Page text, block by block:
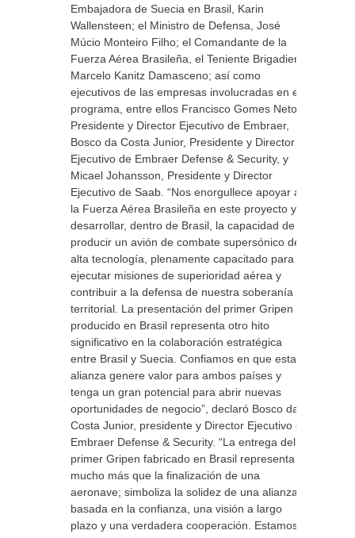
Embajadora de Suecia en Brasil, Karin
Wallensteen; el Ministro de Defensa, José
Múcio Monteiro Filho; el Comandante de la
Fuerza Aérea Brasileña, el Teniente Brigadier
Marcelo Kanitz Damasceno; así como
ejecutivos de las empresas involucradas en el
programa, entre ellos Francisco Gomes Neto,
Presidente y Director Ejecutivo de Embraer,
Bosco da Costa Junior, Presidente y Director
Ejecutivo de Embraer Defense & Security, y
Micael Johansson, Presidente y Director
Ejecutivo de Saab. “Nos enorgullece apoyar a
la Fuerza Aérea Brasileña en este proyecto y
desarrollar, dentro de Brasil, la capacidad de
producir un avión de combate supersónico de
alta tecnología, plenamente capacitado para
ejecutar misiones de superioridad aérea y
contribuir a la defensa de nuestra soberanía
territorial. La presentación del primer Gripen
producido en Brasil representa otro hito
significativo en la colaboración estratégica
entre Brasil y Suecia. Confiamos en que esta
alianza genere valor para ambos países y
tenga un gran potencial para abrir nuevas
oportunidades de negocio”, declaró Bosco da
Costa Junior, presidente y Director Ejecutivo de
Embraer Defense & Security. “La entrega del
primer Gripen fabricado en Brasil representa
mucho más que la finalización de una
aeronave; simboliza la solidez de una alianza
basada en la confianza, una visión a largo
plazo y una verdadera cooperación. Estamos